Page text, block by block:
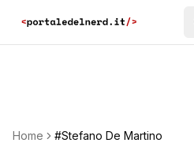
Home #Stefano De Martino